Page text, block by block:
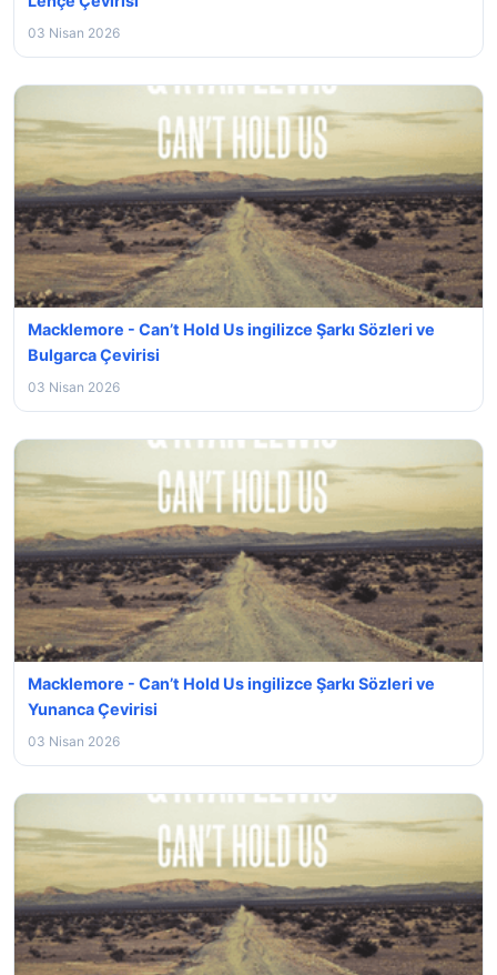
03 Nisan 2026
Macklemore - Can’t Hold Us ingilizce Şarkı Sözleri ve
Bulgarca Çevirisi
03 Nisan 2026
Macklemore - Can’t Hold Us ingilizce Şarkı Sözleri ve
Yunanca Çevirisi
03 Nisan 2026